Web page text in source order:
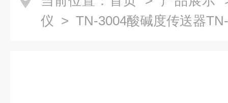
仪 > TN-3004酸碱度传送器